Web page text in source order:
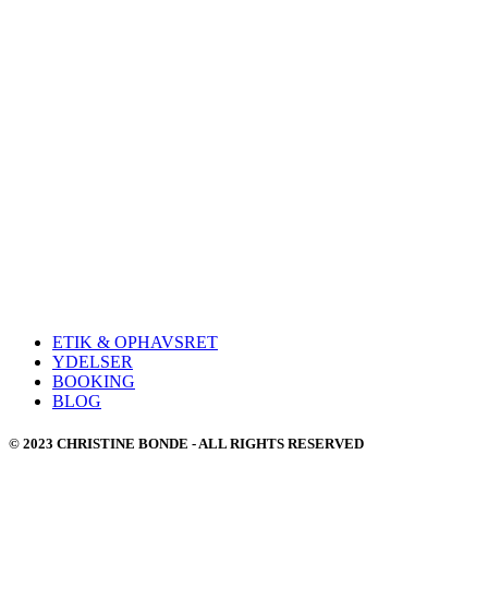
ETIK & OPHAVSRET
YDELSER
BOOKING
BLOG
© 2023 CHRISTINE BONDE - ALL RIGHTS RESERVED